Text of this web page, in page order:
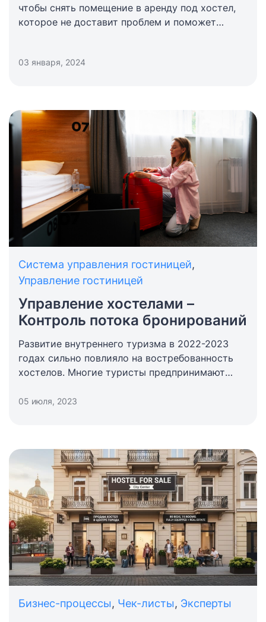
чтобы снять помещение в аренду под хостел,
которое не доставит проблем и поможет
03 января, 2024
Система управления гостиницей,
Управление гостиницей
Управление хостелами –
Контроль потока бронирований
Развитие внутреннего туризма в 2022-2023
годах сильно повлияло на востребованность
хостелов. Многие туристы предпринимают
чем один дорогостоящий отпуск.
05 июля, 2023
Бизнес-процессы, Чек-листы, Эксперты